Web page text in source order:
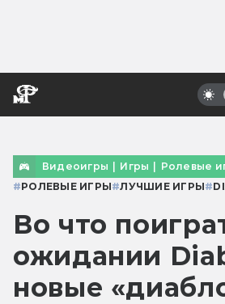
Видеоигры | Игры | Ролевые
#РОЛЕВЫЕ ИГРЫ#ЛУЧШИЕ ИГРЫ#
Во что
ожидании
новые